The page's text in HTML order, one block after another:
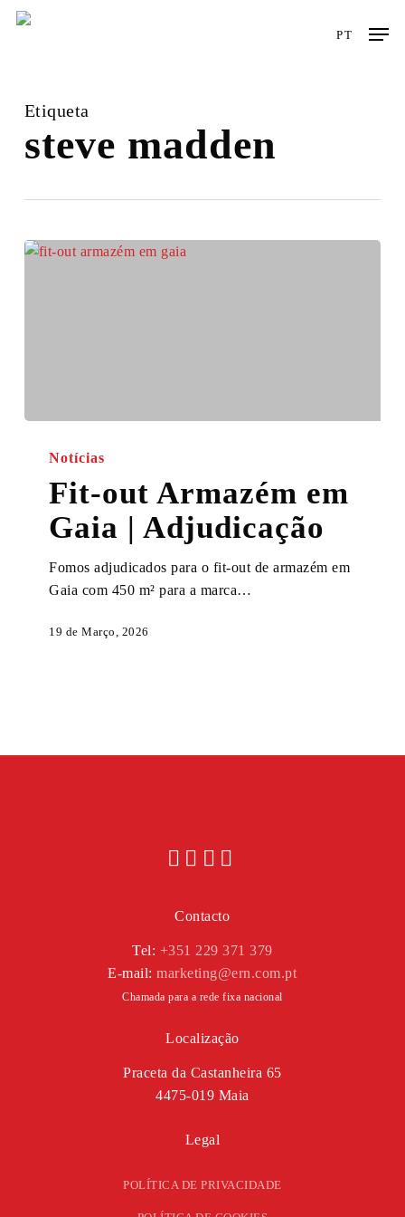
Skip
PT
Etiqueta
steve madden
Gaia
Adjudicação
Notícias
Fit-out Armazém em
Gaia | Adjudicação
Fomos adjudicados para o fit-out de armazém em
Gaia com 450 m² para a marca…
19 de Março, 2026
Contacto
Tel: +351 229 371 379
E-mail:marketing@ern.com.pt
Chamada para a rede fixa nacional
Localização
Praceta da Castanheira 65
4475-019 Maia
Legal
POLÍTICA DE PRIVACIDADE